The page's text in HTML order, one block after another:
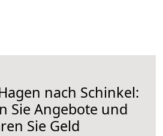
nach Schinkel:
Sie Angebote und
Sie Geld